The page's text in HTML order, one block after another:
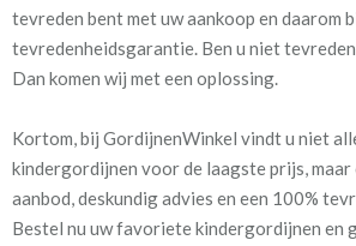
tevreden bent met uw aankoop en daarom
tevredenheidsgarantie. Ben u niet
Dan komen wij met een oplossing.
Kortom, bij GordijnenWinkel vindt u niet
kindergordijnen voor de laagste prijs, maar
aanbod, deskundig advies en een 100%
Bestel nu uw favoriete kindergordijnen en